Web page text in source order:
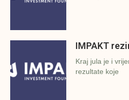
IMPAKT
Kraj jula je i
rezultate koje